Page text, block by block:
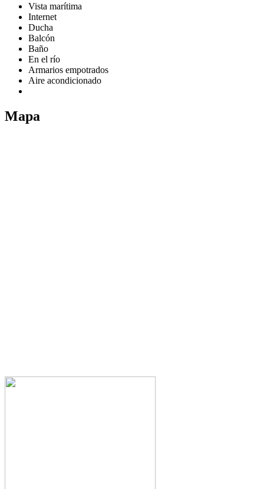
Vista marítima
Internet
Ducha
Balcón
Baño
En el río
Armarios empotrados
Aire acondicionado
Mapa